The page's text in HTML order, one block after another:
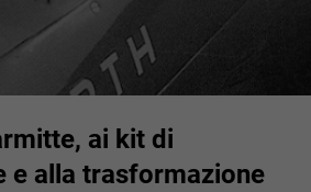
ai kit di
e alla trasformazione